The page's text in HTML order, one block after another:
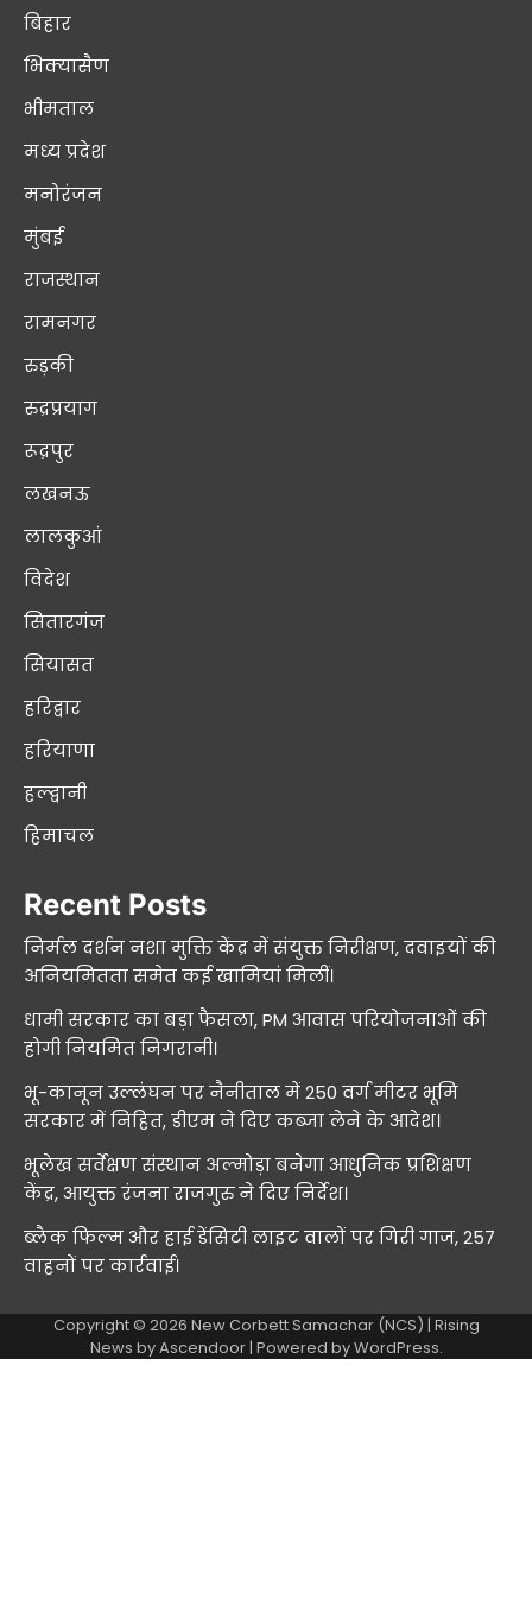
बिहार
भिक्यासैण
भीमताल
मध्य प्रदेश
मनोरंजन
मुंबई
राजस्थान
रामनगर
रुड़की
रुद्रप्रयाग
रूद्रपुर
लखनऊ
लालकुआं
विदेश
सितारगंज
सियासत
हरिद्वार
हरियाणा
हल्द्वानी
हिमाचल
Recent Posts
निर्मल दर्शन नशा मुक्ति केंद्र में संयुक्त निरीक्षण, दवाइयों की
अनियमितता समेत कई खामियां मिलीं।
धामी सरकार का बड़ा फैसला, PM आवास परियोजनाओं की
होगी नियमित निगरानी।
भू-कानून उल्लंघन पर नैनीताल में 250 वर्ग मीटर भूमि
सरकार में निहित, डीएम ने दिए कब्जा लेने के आदेश।
भूलेख सर्वेक्षण संस्थान अल्मोड़ा बनेगा आधुनिक प्रशिक्षण
केंद्र, आयुक्त रंजना राजगुरु ने दिए निर्देश।
ब्लैक फिल्म और हाई डेंसिटी लाइट वालों पर गिरी गाज, 257
वाहनों पर कार्रवाई।
Copyright © 2026 New Corbett Samachar (NCS) | Rising
News byAscendoor| Powered byWordPress.